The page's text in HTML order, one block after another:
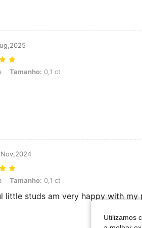
0,1 ct
Tamanho: 0,1 ct
0,1 ct
Tamanho: 0,1 ct
little studs am very happy with my
Utilizamos